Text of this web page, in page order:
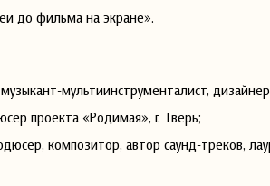
до фильма на экране».
мультиинструменталист, дизайнер,
проекта «Родимая», г. Тверь;
композитор, автор саунд-треков,